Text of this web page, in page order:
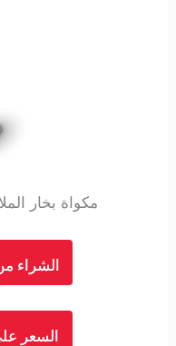
مكواة بخار
الشراء
السعر